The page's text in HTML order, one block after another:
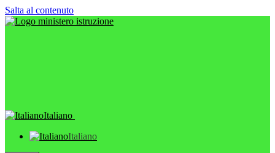
Salta al contenuto
Italiano
Italiano